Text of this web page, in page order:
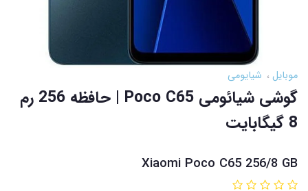
موبایل شیایومی
گوشی شیائومی Poco C65 | حافظه 256 رم
8 گیگابایت
Xiaomi Poco C65 256/8 GB